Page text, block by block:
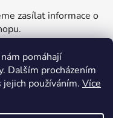
pomáhají
Dalším procházením
používáním. Více
zasílat informace o